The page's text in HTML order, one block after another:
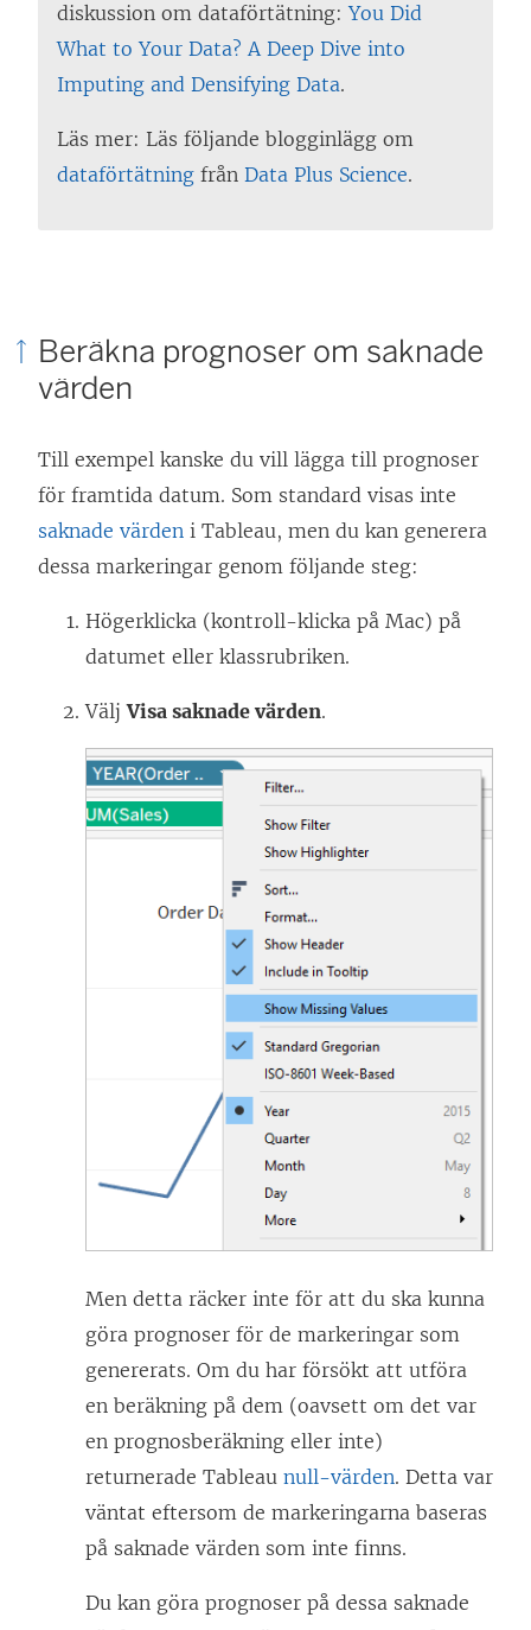
diskussion om dataförtätning:You Did
What to Your Data? A Deep Dive into
Imputing and Densifying Data.
Läs mer: Läs följande blogginlägg om
dataförtätning från Data Plus Science.
Beräkna prognoser om saknade
värden
Till exempel kanske du vill lägga till prognoser
för framtida datum. Som standard visas inte
saknade värden i Tableau, men du kan generera
dessa markeringar genom följande steg:
Högerklicka (kontroll-klicka på Mac) på
datumet eller klassrubriken.
VäljVisa saknade värden.
Men detta räcker inte för att du ska kunna
göra prognoser för de markeringar som
genererats. Om du har försökt att utföra
en beräkning på dem (oavsett om det var
en prognosberäkning eller inte)
returnerade Tableau null-värden. Detta var
väntat eftersom de markeringarna baseras
på saknade värden som inte finns.
Du kan göra prognoser på dessa saknade